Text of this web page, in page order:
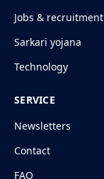
Jobs & recruitment
Sarkari yojana
Technology
SERVICE
Newsletters
Contact
FAQ